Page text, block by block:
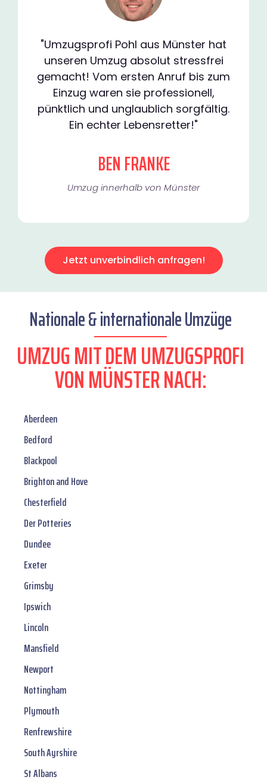
"Umzugsprofi Pohl aus Münster hat
unseren Umzug absolut stressfrei
gemacht! Vom ersten Anruf bis zum
Einzug waren sie professionell,
pünktlich und unglaublich sorgfältig.
Ein echter Lebensretter!"
BEN FRANKE
Umzug innerhalb von Münster​
Jetzt unverbindlich anfragen!
Nationale & internationale Umzüge
UMZUG MIT DEM UMZUGSPROFI
VON MÜNSTER NACH:
Aberdeen
Bedford
Blackpool
Brighton and Hove
Chesterfield
Der Potteries
Dundee
Exeter
Grimsby
Ipswich
Lincoln
Mansfield
Newport
Nottingham
Plymouth
Renfrewshire
South Ayrshire
St Albans